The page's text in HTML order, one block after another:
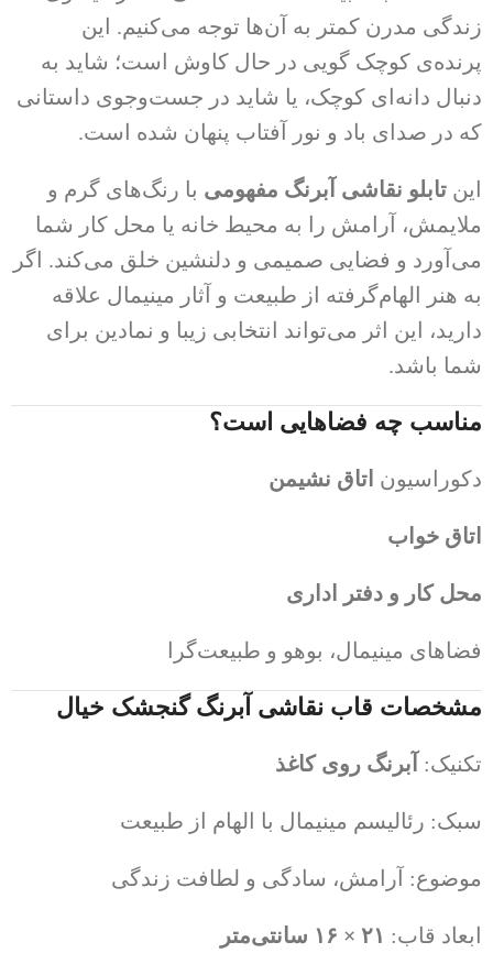
زندگی مدرن کمتر به آن‌ها توجه می‌کنیم. این
پرنده‌ی کوچک گویی در حال کاوش است؛ شاید به
دنبال دانه‌ای کوچک، یا شاید در جست‌وجوی داستانی
که در صدای باد و نور آفتاب پنهان شده است.
این تابلو نقاشی آبرنگ مفهومی با رنگ‌های گرم و
ملایمش، آرامش را به محیط خانه یا محل کار شما
می‌آورد و فضایی صمیمی و دلنشین خلق می‌کند. اگر
به هنر الهام‌گرفته از طبیعت و آثار مینیمال علاقه
دارید، این اثر می‌تواند انتخابی زیبا و نمادین برای
شما باشد.
مناسب چه فضاهایی است؟
دکوراسیون اتاق نشیمن
اتاق خواب
محل کار و دفتر اداری
فضاهای مینیمال، بوهو و طبیعت‌گرا
مشخصات قاب نقاشی آبرنگ گنجشک خیال
تکنیک: آبرنگ روی کاغذ
سبک: رئالیسم مینیمال با الهام از طبیعت
موضوع: آرامش، سادگی و لطافت زندگی
ابعاد قاب: ۲۱ × ۱۶ سانتی‌متر